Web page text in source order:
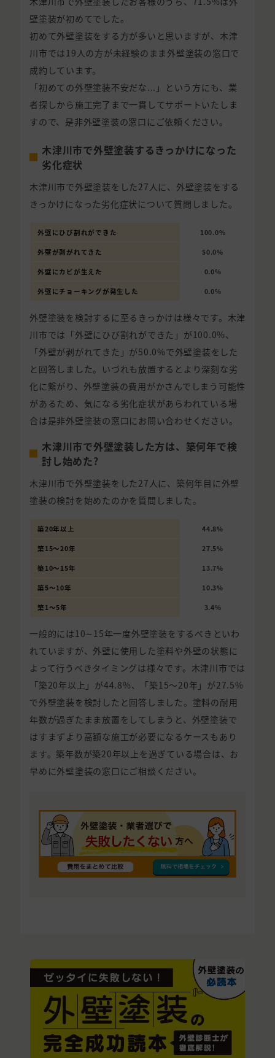
壁塗装が初めてでした。
初めて外壁塗装をする方が多いと思いますが、木津
川市では19人の方が未経験のまま外壁塗装の窓口で
成約しています。
「初めての外壁塗装不安だな...」という方にも、業
者探しから施工完了まで一貫してサポートいたしま
すので、是非外壁塗装の窓口にご依頼ください。
木津川市で外壁塗装するきっかけになった
劣化症状
木津川市で外壁塗装をした27人に、外壁塗装をする
きっかけになった劣化症状について質問しました。
外壁にひび割れができた 100.0%
外壁が剥がれてきた 50.0%
外壁にカビが生えた 0.0%
外壁にチョーキングが発生した 0.0%
外壁塗装を検討するに至るきっかけは様々です。木津
川市では「外壁にひび割れができた」が100.0%、
「外壁が剥がれてきた」が50.0%で外壁塗装をした
と回答しました。いづれも放置するとより深刻な劣
化に繋がり、外壁塗装の費用がかさんでしまう可能性
があるため、気になる劣化症状があらわれている場
合は是非外壁塗装の窓口にお問い合わせください。
木津川市で外壁塗装した方は、築何年で検
討し始めた?
木津川市で外壁塗装をした27人に、築何年目に外壁
塗装の検討を始めたのかを質問しました。
築20年以上 44.8%
築15〜20年 27.5%
築10〜15年 13.7%
築5〜10年 10.3%
築1〜5年 3.4%
一般的には10∼15年一度外壁塗装をするべきといわ
れていますが、外壁に使用した塗料や外壁の状態に
よって行うべきタイミングは様々です。木津川市では
「築20年以上」が44.8%、「築15〜20年」が27.5%
で外壁塗装を検討したと回答しました。塗料の耐用
年数が過ぎたまま放置をしてしまうと、外壁塗装で
はすまずより高額な施工が必要になるケースもあり
ます。築年数が築20年以上を過ぎている場合は、お
早めに外壁塗装の窓口にご相談ください。